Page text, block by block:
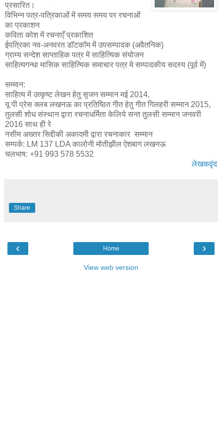
प्रसारित।
विभिन्न पत्र-पत्रिकाओं में समय समय पर रचनाओं
का प्रकाशन
कविता कोश में रचनाएँ प्रकाशित
ईपत्रिका नव-अनवरत डॉटकॉम में उपसम्पादक (अवैतनिक)
ग्राम्य सन्देश साप्ताहिक पत्र में साहित्यिक संयोजन
साहित्यगन्धा मासिक साहित्यिक समाचार पत्र मे सम्पादकीय सदस्य (पूर्व में)
सम्मान:
साहित्य में उत्कृष्ट लेखन हेतु सृजन सम्मान मई 2014,
यू पी प्रेस क्लब लखनऊ का प्रतिष्ठित गीत हेतु गीत गिलहरी सम्मान 2015,
तुलसी शोध संस्थान द्वारा रचनाधर्मिता केलिये सन्त तुलसी सम्मान जनवरी
2016 साथ ही रे
नसीम अख्तर सिद्दीकी अकादमी द्वारा रचनाकार सम्मान
सम्पर्क: LM 137 LDA कालोनी मोतीझील ऐशबाग लखनऊ
चलभाष: +91 993 578 5532
लेखकवृंद
Share
‹ ›
Home
View web version